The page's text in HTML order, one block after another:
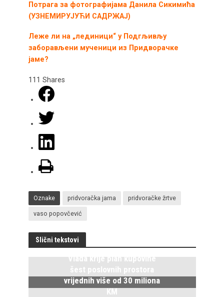
Потрага за фотографијама Данила Сикимића
(УЗНЕМИРУЈУЋИ САДРЖАЈ)
Леже ли на „лединици“ у Подгљивљу
заборављени мученици из Придворачке
јаме?
111 Shares
Oznake pridvoračka jama pridvoračke žrtve
vaso popovčević
Slični tekstovi
Vlada krije plan kupovine
šest poslovnih prostora
vrijednih više od 30 miliona
KM